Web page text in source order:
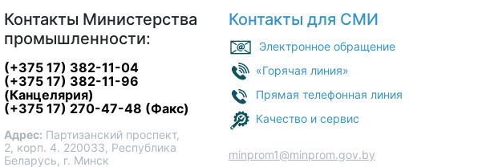
Контакты Министерства
промышленности:
(+375 17) 382-11-04
(+375 17) 382-11-96
(Канцелярия)
(+375 17) 270-47-48 (Факс)
Адрес: Партизанский проспект,
2, корп. 4. 220033, Республика
Беларусь, г. Минск
Контакты для СМИ
Электронное обращение
«Горячая линия»
Прямая телефонная линия
Качество и сервис
minprom1@minprom.gov.by